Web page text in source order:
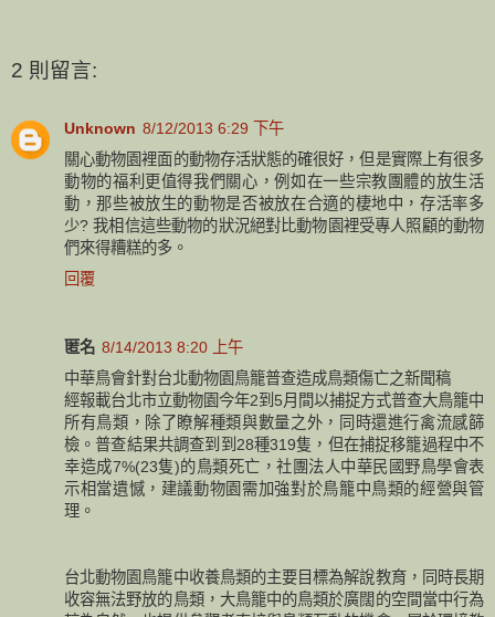
2 則留言:
Unknown 8/12/2013 6:29 下午
關心動物園裡面的動物存活狀態的確很好，但是實際上有很多
動物的福利更值得我們關心，例如在一些宗教團體的放生活
動，那些被放生的動物是否被放在合適的棲地中，存活率多
少? 我相信這些動物的狀況絕對比動物園裡受專人照顧的動物
們來得糟糕的多。
回覆
匿名 8/14/2013 8:20 上午
中華鳥會針對台北動物園鳥籠普查造成鳥類傷亡之新聞稿
經報載台北市立動物園今年2到5月間以捕捉方式普查大鳥籠中
所有鳥類，除了瞭解種類與數量之外，同時還進行禽流感篩
檢。普查結果共調查到到28種319隻，但在捕捉移籠過程中不
幸造成7%(23隻)的鳥類死亡，社團法人中華民國野鳥學會表
示相當遺憾，建議動物園需加強對於鳥籠中鳥類的經營與管
理。
台北動物園鳥籠中收養鳥類的主要目標為解說教育，同時長期
收容無法野放的鳥類，大鳥籠中的鳥類於廣闊的空間當中行為